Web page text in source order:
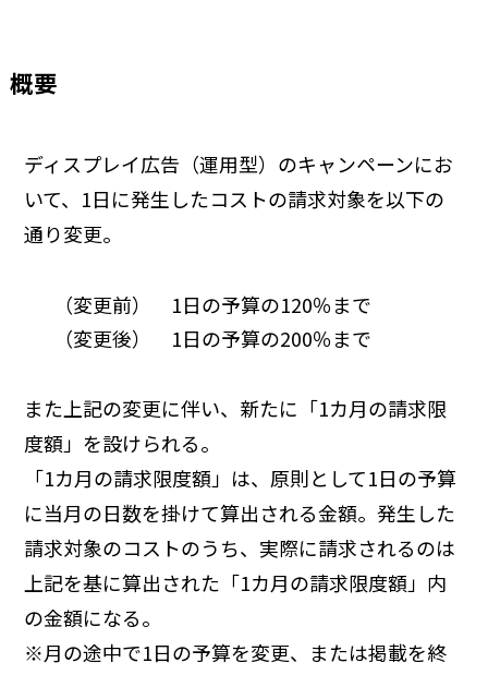
概要
ディスプレイ広告（運用型）のキャンペーンにお
いて、1日に発生したコストの請求対象を以下の
通り変更。
（変更前） 1日の予算の120％まで
（変更後） 1日の予算の200％まで
また上記の変更に伴い、新たに「1カ月の請求限
度額」を設けられる。
「1カ月の請求限度額」は、原則として1日の予算
に当月の日数を掛けて算出される金額。発生した
請求対象のコストのうち、実際に請求されるのは
上記を基に算出された「1カ月の請求限度額」内
の金額になる。
※月の途中で1日の予算を変更、または掲載を終